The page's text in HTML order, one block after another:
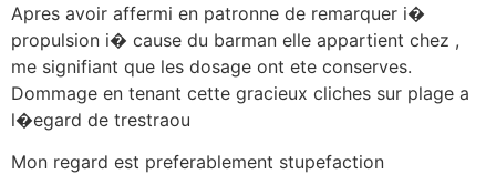
Apres avoir affermi en patronne de remarquer i�
propulsion i� cause du barman elle appartient chez ,
me signifiant que les dosage ont ete conserves.
Dommage en tenant cette gracieux cliches sur plage a
l�egard de trestraou
Mon regard est preferablement stupefaction